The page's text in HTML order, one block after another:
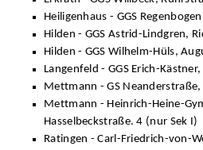
Heiligenhaus - GGS
Hilden - GGS Astrid-Lindgren,
Hilden - GGS Wilhelm-Hüls,
Langenfeld - GGS Erich-
Mettmann - GS
Mettmann - Heinrich-Heine-
Hasselbeckstraße. 4 (nur Sek I)
Ratingen - Carl-Friedrich-von-